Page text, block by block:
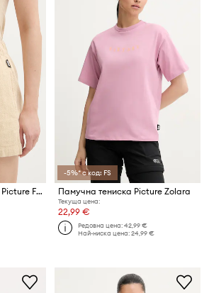
Памучен къс панталон Picture Flaros
-5%* с код: FS
Памучна тениска Picture Zolara
Текуща цена:
22,99 €
Редовна цена:42,99 €
Най-ниска цена:24,99 €